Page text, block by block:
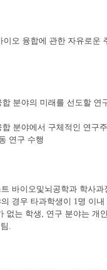
이오 융합에 관한 자유로운
분야의 미래를 선도할 연
분야에서 구체적인 연구
연구 수행
바이오및뇌공학과 학사
경우 타과학생이 1명 이내
없는 학생, 연구 분야는 개
.